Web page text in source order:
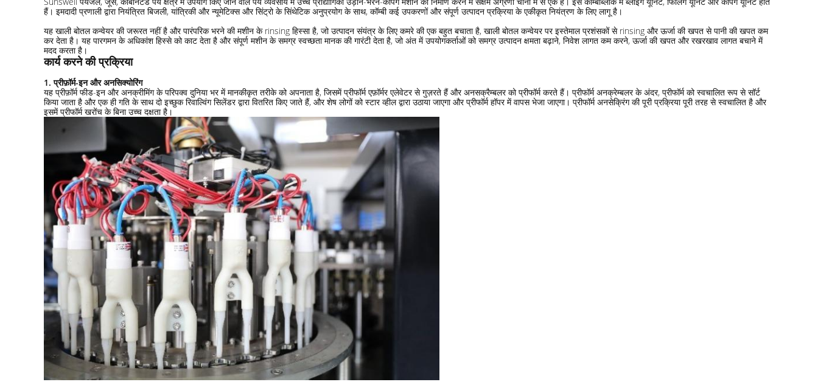
हैं। इमदादी प्रणाली द्वारा नियंत्रित बिजली, यांत्रिकी और न्यूमेटिक्स और सिंट्रो के सिंथेटिक अनुप्रयोग के साथ, कॉम्बी कई उपकरणों और संपूर्ण उत्पादन प्रक्रिया के एकीकृत नियंत्रण के लिए लागू है।
यह खाली बोतल कन्वेयर की जरूरत नहीं है और पारंपरिक भरने की मशीन के rinsing हिस्सा है, जो उत्पादन संयंत्र के लिए कमरे की एक बहुत बचाता है, खाली बोतल कन्वेयर पर इस्तेमाल प्रशंसकों से rinsing और ऊर्जा की खपत से पानी की खपत कम
कर देता है। यह पारगमन के अधिकांश हिस्से को काट देता है और संपूर्ण मशीन के समग्र स्वच्छता मानक की गारंटी देता है, जो अंत में उपयोगकर्ताओं को समग्र उत्पादन क्षमता बढ़ाने, निवेश लागत कम करने, ऊर्जा की खपत और रखरखाव लागत बचाने में
मदद करता है।
कार्य करने की प्रक्रिया
1. प्रीफ़ॉर्म-इन और अनसिक्योरिंग
यह प्रीफ़ॉर्म फीड-इन और अनक्रीमिंग के परिपक्व दुनिया भर में मानकीकृत तरीके को अपनाता है, जिसमें प्रीफॉर्म एफ़ॉर्मर एलेवेटर से गुज़रते हैं और अनसक्रैम्बलर को प्रीफॉर्म करते हैं। प्रीफॉर्म अनक्रेम्बलर के अंदर, प्रीफॉर्म को स्वचालित रूप से सॉर्ट
किया जाता है और एक ही गति के साथ दो इच्छुक रिवाल्विंग सिलेंडर द्वारा वितरित किए जाते हैं, और शेष लोगों को स्टार व्हील द्वारा उठाया जाएगा और प्रीफॉर्म हॉपर में वापस भेजा जाएगा। प्रीफॉर्म अनसेक्रिंग की पूरी प्रक्रिया पूरी तरह से स्वचालित है और
इसमें प्रीफॉर्म खरोंच के बिना उच्च दक्षता है।